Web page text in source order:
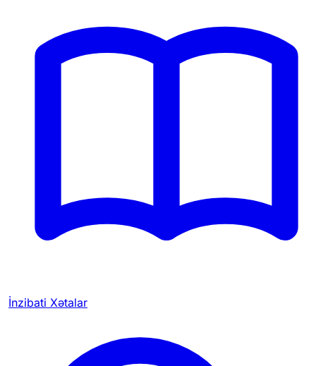
İnzibati Xətalar